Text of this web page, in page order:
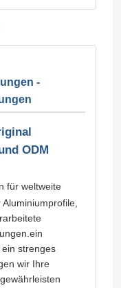
-
ODM
für weltweite
strenges
wir Ihre